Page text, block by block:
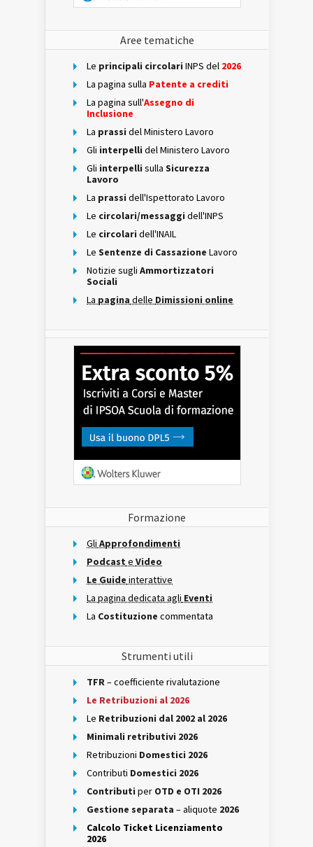
Aree tematiche
Le principali circolari INPS del 2026
La pagina sulla Patente a crediti
La pagina sull'Assegno di
Inclusione
La prassi del Ministero Lavoro
Gli interpelli del Ministero Lavoro
Gli interpelli sulla Sicurezza
Lavoro
La prassi dell'Ispettorato Lavoro
Le circolari/messaggi dell'INPS
Le circolari dell'INAIL
Le Sentenze di Cassazione Lavoro
Notizie sugli Ammortizzatori
Sociali
La pagina delle Dimissioni online
Formazione
Gli Approfondimenti
Podcast e Video
Le Guide interattive
La pagina dedicata agli Eventi
La Costituzione commentata
Strumenti utili
TFR– coefficiente rivalutazione
Le Retribuzioni al 2026
Le Retribuzioni dal 2002 al 2026
Minimali retributivi 2026
Retribuzioni Domestici 2026
Contributi Domestici 2026
Contributi per OTD e OTI 2026
Gestione separata – aliquote 2026
Calcolo Ticket Licenziamento
2026